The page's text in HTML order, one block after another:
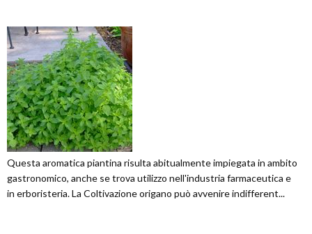
Questa aromatica piantina risulta abitualmente impiegata in ambito
gastronomico, anche se trova utilizzo nell'industria farmaceutica e
in erboristeria. La Coltivazione origano può avvenire indifferent...